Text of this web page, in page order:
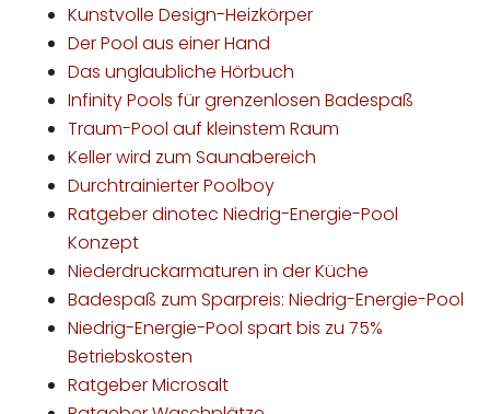
Kunstvolle Design-Heizkörper
Der Pool aus einer Hand
Das unglaubliche Hörbuch
Infinity Pools für grenzenlosen Badespaß
Traum-Pool auf kleinstem Raum
Keller wird zum Saunabereich
Durchtrainierter Poolboy
Ratgeber dinotec Niedrig-Energie-Pool
Konzept
Niederdruckarmaturen in der Küche
Badespaß zum Sparpreis: Niedrig-Energie-Pool
Niedrig-Energie-Pool spart bis zu 75%
Betriebskosten
Ratgeber Microsalt